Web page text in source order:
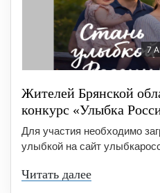
7
Жителей Брянской
конкурс «Улыбка
Для участия необходимо
улыбкой на сайт
Читать далее